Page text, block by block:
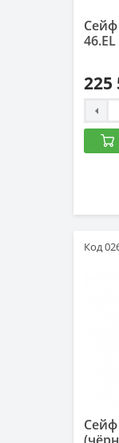
Сейф
225
Код
Сейф